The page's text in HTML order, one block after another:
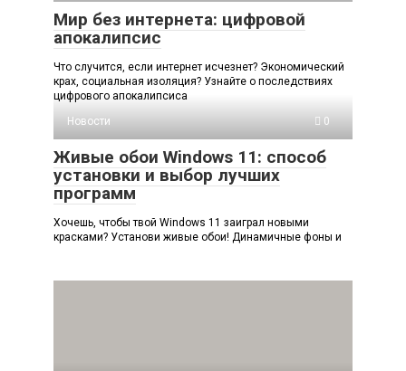
Мир без интернета: цифровой
апокалипсис
Что случится, если интернет исчезнет? Экономический
крах, социальная изоляция? Узнайте о последствиях
цифрового апокалипсиса
Новости
0
Живые обои Windows 11: способ
установки и выбор лучших
программ
Хочешь, чтобы твой Windows 11 заиграл новыми
красками? Установи живые обои! Динамичные фоны и